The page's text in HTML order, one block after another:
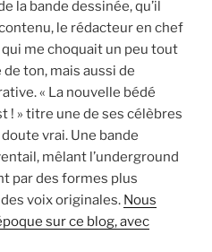
la bande dessinée, qu’il
le rédacteur en chef
me choquait un peu tout
ton, mais aussi de
« La nouvelle bédé
! » titre une de ses célèbres
vrai. Une bande
mêlant l’underground
par des formes plus
voix originales. Nous
sur ce blog, avec